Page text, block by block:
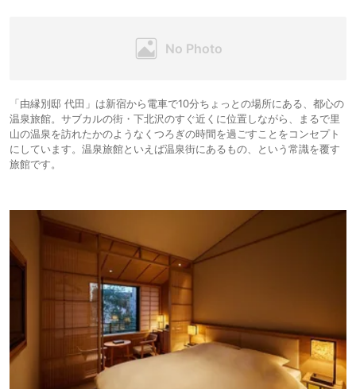
なく、むしろ主食なのでは。これで１人５０００円はちょっとないかな
「由縁別邸 代田」は新宿から電車で10分ちょっとの場所にある、都心の
温泉旅館。サブカルの街・下北沢のすぐ近くに位置しながら、まるで里
山の温泉を訪れたかのようなくつろぎの時間を過ごすことをコンセプト
にしています。温泉旅館といえば温泉街にあるもの、という常識を覆す
旅館です。